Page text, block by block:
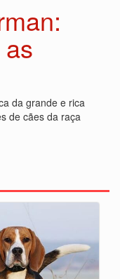
da grande e rica
de cães da raça